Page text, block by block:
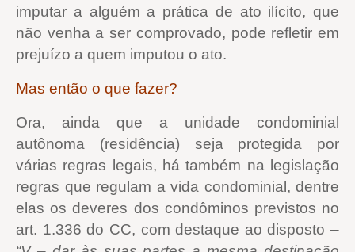
imputar a alguém a prática de ato ilícito, que
não venha a ser comprovado, pode refletir em
prejuízo a quem imputou o ato.
Mas então o que fazer?
Ora, ainda que a unidade condominial
autônoma (residência) seja protegida por
várias regras legais, há também na legislação
regras que regulam a vida condominial, dentre
elas os deveres dos condôminos previstos no
art. 1.336 do CC, com destaque ao disposto –